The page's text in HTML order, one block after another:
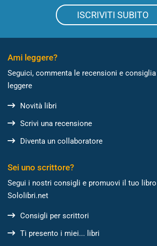
ISCRIVITI SUBITO
Ami leggere?
Seguici, commenta le recensioni e
leggere
Novità libri
Scrivi una recensione
Diventa un collaboratore
Sei uno scrittore?
Segui i nostri consigli e promuovi il tuo
Sololibri.net
Consigli per scrittori
Ti presento i miei... libri